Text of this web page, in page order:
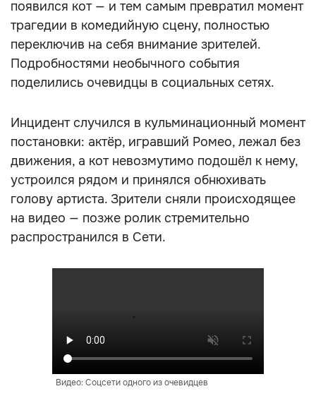
появился кот — и тем самым превратил момент
трагедии в комедийную сцену, полностью
переключив на себя внимание зрителей.
Подробностями необычного события
поделились очевидцы в социальных сетях.
Инцидент случился в кульминационный момент
постановки: актёр, игравший Ромео, лежал без
движения, а кот невозмутимо подошёл к нему,
устроился рядом и принялся обнюхивать
голову артиста. Зрители сняли происходящее
на видео — позже ролик стремительно
распространился в Сети.
Видео: Соцсети одного из очевидцев